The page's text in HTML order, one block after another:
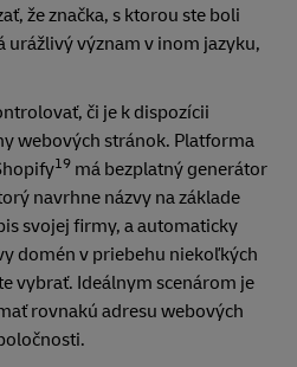
že značka, s ktorou ste boli
urážlivý význam v inom jazyku,
či je k dispozícii
webových stránok. Platforma
19 má bezplatný generátor
navrhne názvy na základe
svojej firmy, a automaticky
domén v priebehu niekoľkých
vybrať. Ideálnym scenárom je
rovnakú adresu webových